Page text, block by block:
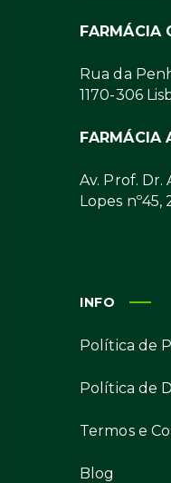
FARMÁCIA
Rua da
1170-306
FARMÁCIA
Av. Prof.
Lopes nº45,
INFO
Política de
Política de
Termos e
Blog